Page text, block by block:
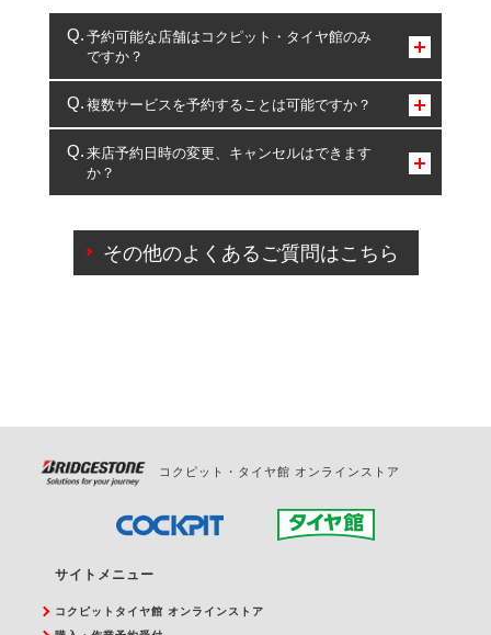
予約可能な店舗はコクピット・タイヤ館のみ
ですか？
コクピット・タイヤ館のみとなります。
複数サービスを予約することは可能ですか？
複数サービスのご予約は可能です。
一部の商品・サービスの組み合わせに限り、同時にご予約が
出来ないものもございます。
来店予約日時の変更、キャンセルはできます
か？
ご来店予約日の3営業日前を過ぎている場合のご予約
の日時変更につきましては、直接ご予約の店舗まで
その他のよくあるご質問はこちら
コクピット・タイヤ館 オンラインストア
サイトメニュー
コクピットタイヤ館 オンラインストア